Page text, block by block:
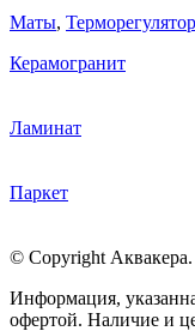
Маты,
Керамогранит
Ламинат
Паркет
© Copyright
Информация,
офертой. Наличие и